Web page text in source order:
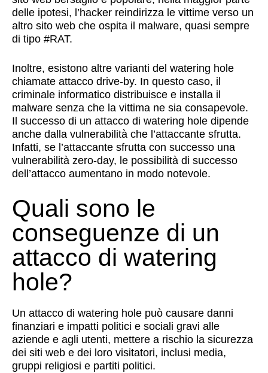
delle ipotesi, l’hacker reindirizza le vittime verso un
altro sito web che ospita il malware, quasi sempre
di tipo #RAT.
Inoltre, esistono altre varianti del watering hole
chiamate attacco drive-by. In questo caso, il
criminale informatico distribuisce e installa il
malware senza che la vittima ne sia consapevole.
Il successo di un attacco di watering hole dipende
anche dalla vulnerabilità che l’attaccante sfrutta.
Infatti, se l’attaccante sfrutta con successo una
vulnerabilità zero-day, le possibilità di successo
dell’attacco aumentano in modo notevole.
Quali sono le
conseguenze di un
attacco di watering
hole?
Un attacco di watering hole può causare danni
finanziari e impatti politici e sociali gravi alle
aziende e agli utenti, mettere a rischio la sicurezza
dei siti web e dei loro visitatori, inclusi media,
gruppi religiosi e partiti politici.